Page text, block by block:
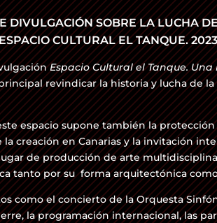
DIVULGACIÓN SOBRE LA LUCHA
CULTURAL EL TANQUE.
Espacio Cultural el Tanque.
revindicar la historia y lucha de
espacio supone también la protección
la creación en Canarias y la invitación
de producción de arte
tanto por su forma arquitectónica
como el concierto de la Orquesta
la programación internacional, las